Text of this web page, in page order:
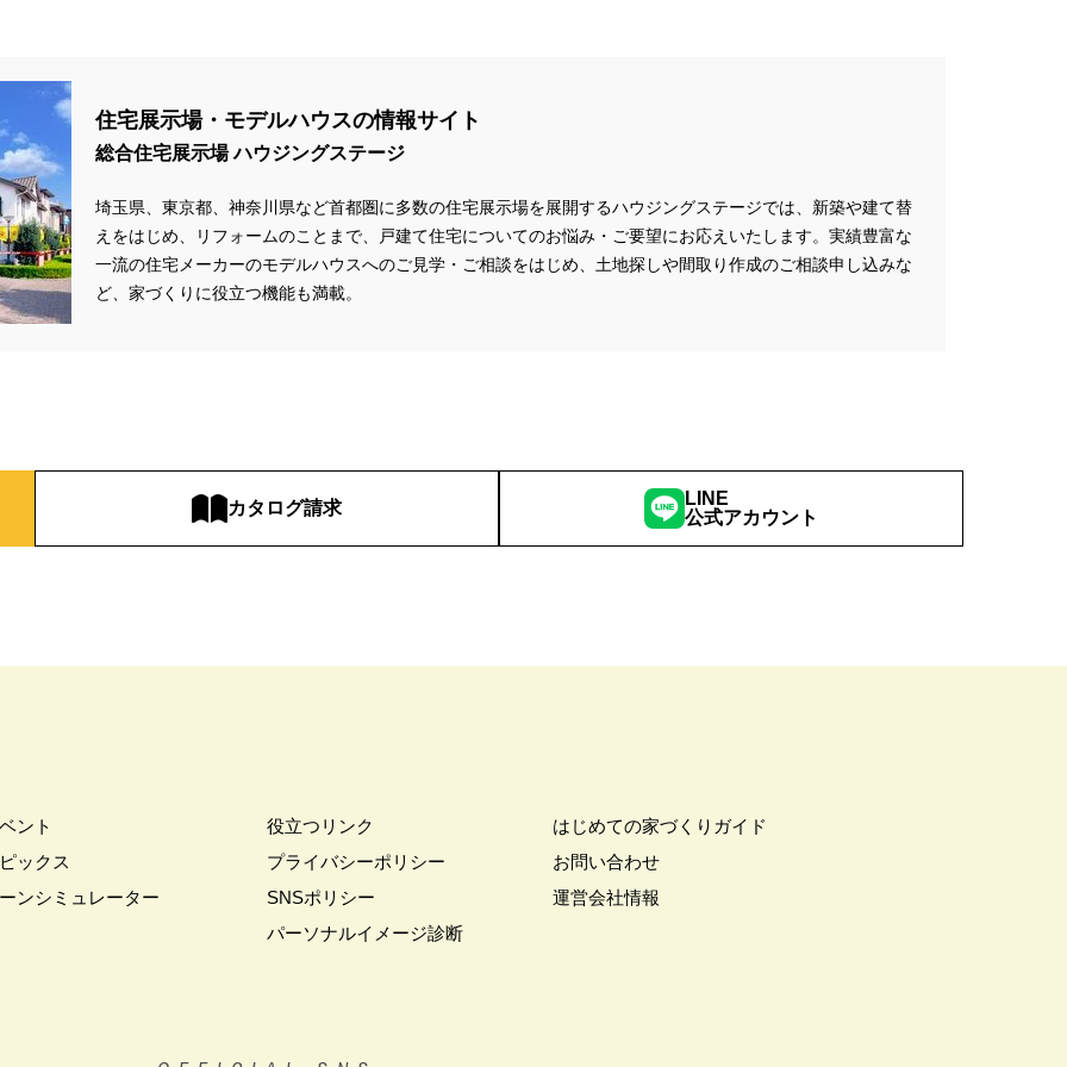
住宅展示場・モデルハウスの情報サイト
総合住宅展示場 ハウジングステージ
埼玉県、東京都、神奈川県など首都圏に多数の住宅展示場を展開するハウジングステージでは、新築や建て替
えをはじめ、リフォームのことまで、戸建て住宅についてのお悩み・ご要望にお応えいたします。実績豊富な
一流の住宅メーカーのモデルハウスへのご見学・ご相談をはじめ、土地探しや間取り作成のご相談申し込みな
ど、家づくりに役立つ機能も満載。
カタログ請求
LINE
公式アカウント
ント
ックス
ンシミュレーター
役立つリンク
プライバシーポリシー
SNSポリシー
パーソナルイメージ診断
はじめての家づくりガイド
お問い合わせ
運営会社情報